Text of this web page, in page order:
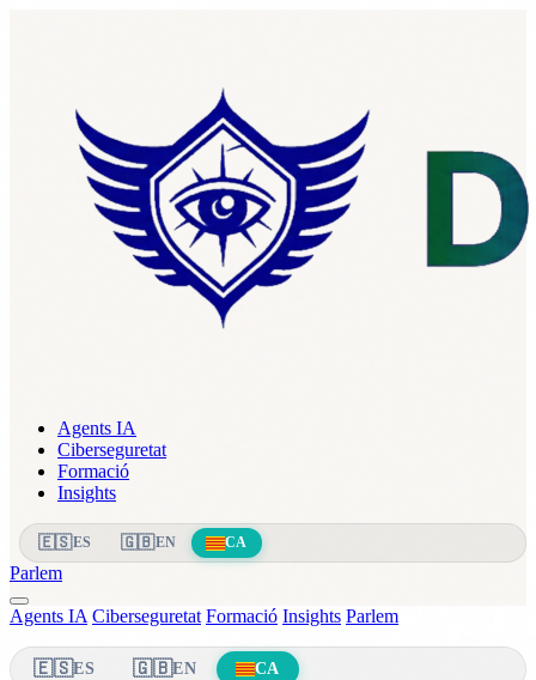
Agents IA
Ciberseguretat
Formació
Insights
🇪🇸ES 🇬🇧EN CA
Parlem
Agents IA Ciberseguretat Formació Insights Parlem
🇪🇸ES 🇬🇧EN CA